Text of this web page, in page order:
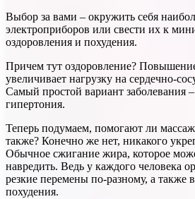
Выбор за вами – окружить себя
электроприборов или свести их к
оздоровления и похудения.
Причем тут оздоровление?
увеличивает нагрузку на сердечно-
Самый простой вариант заболевания
гипертония.
Теперь подумаем, помогают ли
также? Конечно же нет, никакого
Обычное сжигание жира, которое
навредить. Ведь у каждого человека
резкие перемены по-разному, а также
похудения.